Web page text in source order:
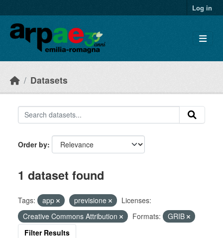
Log in
Datasets
Order by
1 dataset found
Tags: app previsione
Licenses:
Creative Commons Attribution
Formats:
GRIB
Filter Results